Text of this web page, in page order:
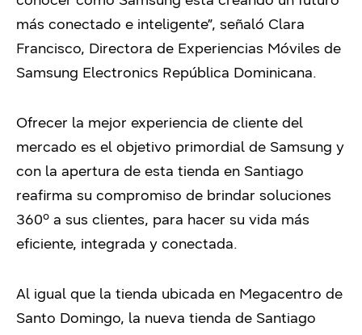
más conectado e inteligente”, señaló Clara
Francisco, Directora de Experiencias Móviles de
Samsung Electronics República Dominicana.
Ofrecer la mejor experiencia de cliente del
mercado es el objetivo primordial de Samsung y
con la apertura de esta tienda en Santiago
reafirma su compromiso de brindar soluciones
360º a sus clientes, para hacer su vida más
eficiente, integrada y conectada.
Al igual que la tienda ubicada en Megacentro de
Santo Domingo, la nueva tienda de Santiago